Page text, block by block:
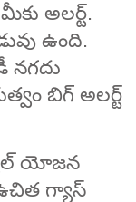
అలర్ట్.
ఉంది.
బిగ్ అలర్ట్
యోజన
గ్యాస్